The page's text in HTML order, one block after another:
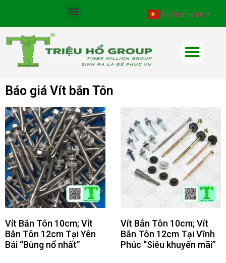
Vietnamese ▼
Báo giá Vít bắn Tôn
Vít Bắn Tôn 10cm; Vít
Bắn Tôn 12cm Tại Yên
Bái “Bùng nổ nhất”
Vít Bắn Tôn 10cm; Vít
Bắn Tôn 12cm Tại Vĩnh
Phúc “Siêu khuyến mãi”